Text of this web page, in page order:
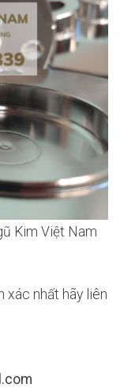
Kim Việt Nam
xác nhất hãy liên